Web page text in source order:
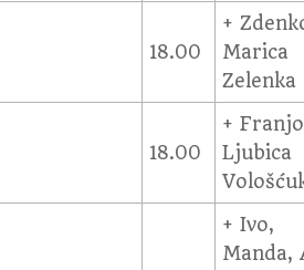
18.00
+
Marica
Zelenka
18.00
+
Ljubica
+ Ivo,
Manda,